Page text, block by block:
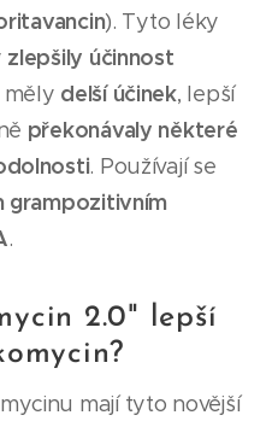
). Tyto léky
zlepšily účinnost
měly delší účinek, lepší
překonávaly některé
. Používají se
grampozitivním
.
2.0" lepší
mají tyto novější